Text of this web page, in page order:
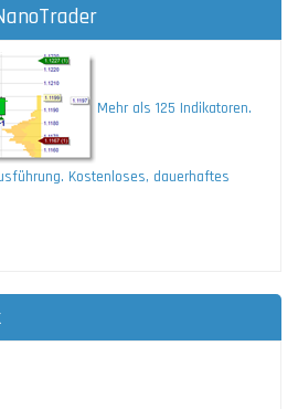
Mehr als 125 Indikatoren.
Kostenloses, dauerhaftes